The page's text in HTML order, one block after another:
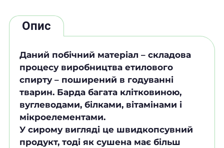
Опис
Даний побічний матеріал – складова
процесу виробництва етилового
спирту – поширений в годуванні
тварин. Барда багата клітковиною,
вуглеводами, білками, вітамінами і
мікроелементами.
У сирому вигляді це швидкопсувний
продукт, тоді як сушена має більш